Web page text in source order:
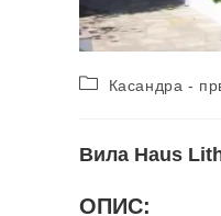
PostКасандра -
Вила Haus
ОПИС: